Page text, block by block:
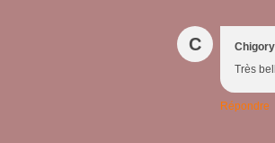
C
Très
Répondre